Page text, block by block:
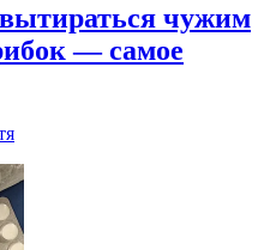
вытираться чужим
— самое